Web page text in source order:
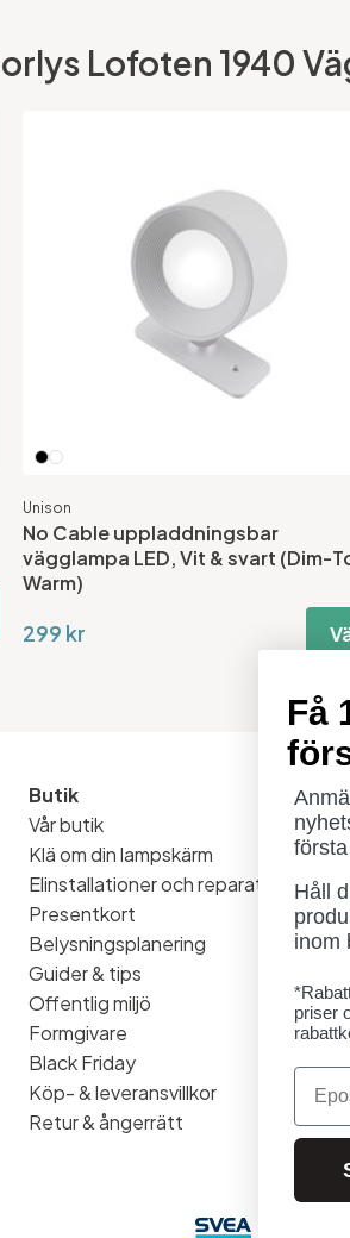
Lofoten 1940
Unison
No Cable uppladdningsbar
vägglampa LED, Vit & svart (Dim-
Warm)
299 kr
Butik
Vår butik
Klä om din lampskärm
Elinstallationer och reparationer
Presentkort
Belysningsplanering
Guider & tips
Offentlig miljö
Formgivare
Black Friday
Köp- & leveransvillkor
Retur & ångerrätt
Få
Håll
inom
priser
Email